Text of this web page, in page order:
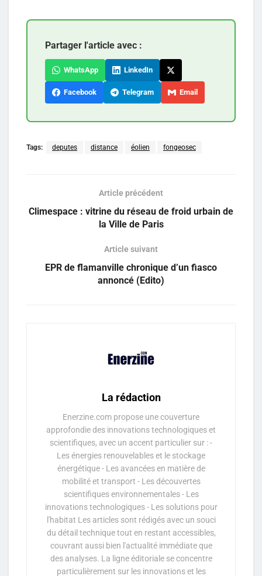
Partager l'article avec :
WhatsApp LinkedIn
Facebook Telegram Email
Tags: deputes distance éolien fongeosec
Article précédent
Climespace : vitrine du réseau de froid urbain de
la Ville de Paris
Article suivant
EPR de flamanville chronique d’un fiasco
annoncé (Edito)
La rédaction
Enerzine.com propose une couverture
approfondie des innovations technologiques et
scientifiques, avec un accent particulier sur : -
Les énergies renouvelables et le stockage
énergétique - Les avancées en matière de
mobilité et transport - Les découvertes
scientifiques environnementales - Les
innovations technologiques - Les solutions pour
l'habitat Les articles sont rédigés avec un souci
du détail technique tout en restant accessibles,
couvrant aussi bien l'actualité immédiate que
des analyses. La ligne éditoriale se concentre
particulièrement sur les innovations et les